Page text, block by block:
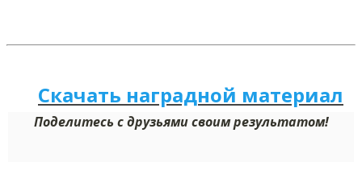
Скачать наградной материал
Поделитесь с друзьями своим результатом!